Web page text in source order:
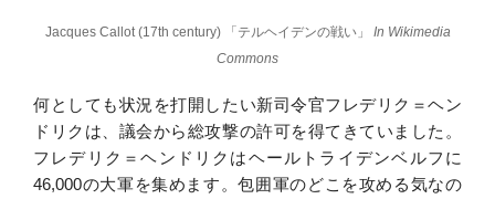
Jacques Callot (17th century) 「テルヘイデンの戦い」
In Wikimedia
Commons
何としても状況を打開したい新司令官フレデリク＝ヘン
ドリクは、議会から総攻撃の許可を得てきていました。
フレデリク＝ヘンドリクはヘールトライデンベルフに
46,000の大軍を集めます。包囲軍のどこを攻める気なの